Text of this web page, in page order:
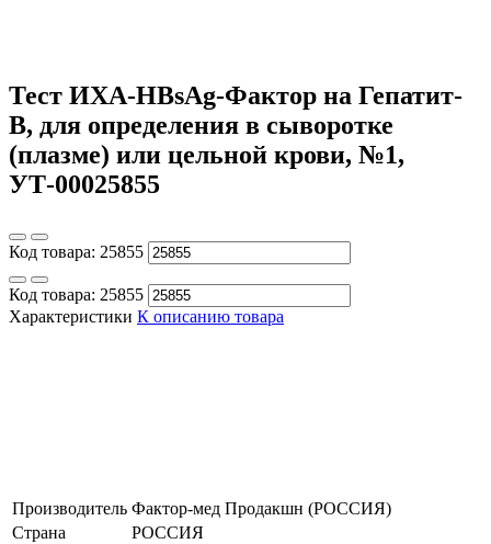
Тест ИХА-HBsAg-Фактор на Гепатит-
В, для определения в сыворотке
(плазме) или цельной крови, №1,
УТ-00025855
Код товара: 25855
Код товара: 25855
Характеристики К описанию товара
Производитель Фактор-мед Продакшн (РОССИЯ)
Страна
РОССИЯ